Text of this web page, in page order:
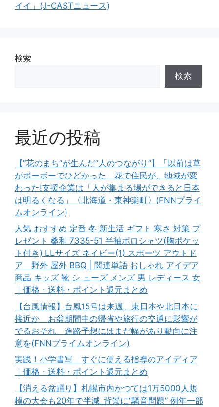
イイ」(J-CASTニュース)
検索
検索
最近の投稿
【”花のまち”が生んだ”人のつながり”】「以前は草
がボーボーでひどかった」花で住民が、地域が変
わった!支援企業は「人が集まる場ができると日本
は明るくなる」〈北海道・東神楽町〉(FNNプライ
ムオンライン)
人気 おすすめ 定番 冬 新生活 ギフト 寒さ 対策 プ
レゼント 桑和 7335-51 半袖ポロシャツ(胸ポケッ
ト付き) LLサイズ ネイビー(1) スポーツ アウトド
ア 野外 屋外 BBQ | 関連単語 おしゃれ アイデア
商品 キッズ 靴 シ ューズ メンズ 男 レディース 女
｜価格・送料・ポイント還元まとめ
【台風情報】台風15号は来週、東日本や北日本に
接近か お盆期間中の帰省や旅行の交通に影響が
でるおそれ 進路予想にはまだ幅があり動向に注
意を(FNNプライムオンライン)
実践！小学書写 すぐに使える指導のアイディア
｜価格・送料・ポイント還元まとめ
【消える盆踊り】札幌市内かつては1万5000人規
模の大会も20年で半減_背景に“騒音問題” 例年一部